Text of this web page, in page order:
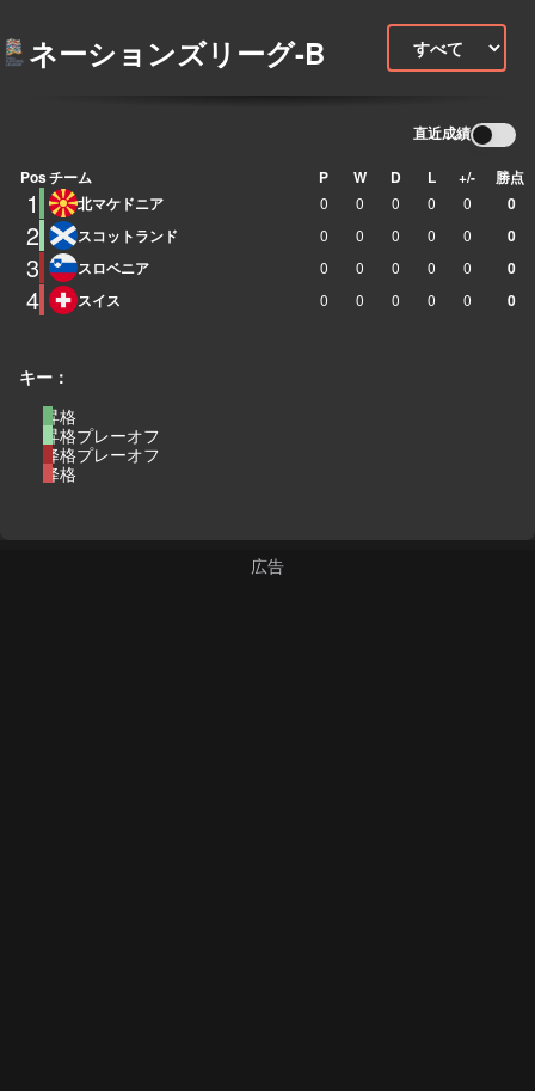
ネーションズリーグ-B
直近成績
キー：
昇格
昇格プレーオフ
降格プレーオフ
降格
Posチーム P W D L +/- 勝点
1 北マケドニア 0 0 0 0 0 0
2 スコットランド 0 0 0 0 0 0
3 スロベニア 0 0 0 0 0 0
4 スイス 0 0 0 0 0 0